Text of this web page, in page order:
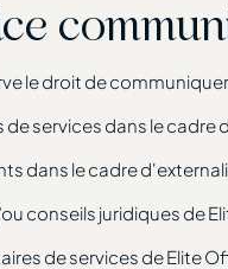
le droit de
services dans le
dans le cadre
conseils juridiques de
de services de Elite